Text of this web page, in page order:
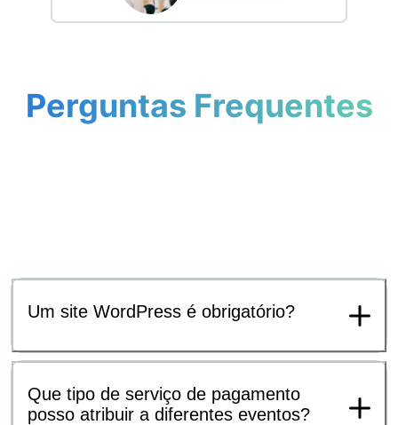
Perguntas Frequentes
Um site WordPress é obrigatório?
Que tipo de serviço de pagamento
posso atribuir a diferentes eventos?